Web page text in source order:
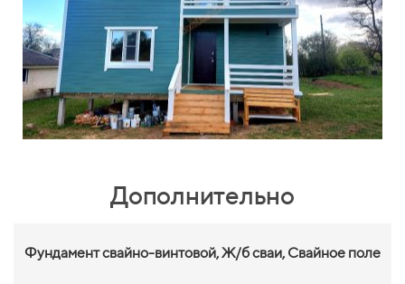
Дополнительно
Фундамент свайно-винтовой,Ж/б сваи, Свайное поле